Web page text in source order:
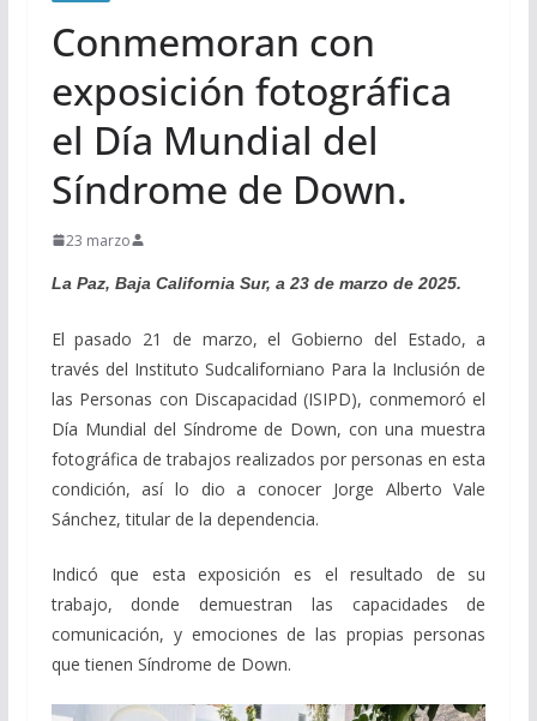
Conmemoran con
exposición fotográfica
el Día Mundial del
Síndrome de Down.
23 marzo
La Paz, Baja California Sur, a 23 de marzo de 2025.
El pasado 21 de marzo, el Gobierno del Estado, a
través del Instituto Sudcaliforniano Para la Inclusión de
las Personas con Discapacidad (ISIPD), conmemoró el
Día Mundial del Síndrome de Down, con una muestra
fotográfica de trabajos realizados por personas en esta
condición, así lo dio a conocer Jorge Alberto Vale
Sánchez, titular de la dependencia.
Indicó que esta exposición es el resultado de su
trabajo, donde demuestran las capacidades de
comunicación, y emociones de las propias personas
que tienen Síndrome de Down.